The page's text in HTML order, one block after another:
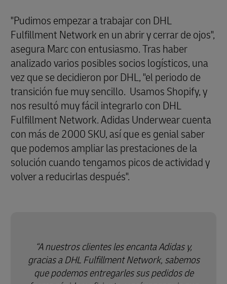
"Pudimos empezar a trabajar con DHL
Fulfillment Network en un abrir y cerrar de ojos",
asegura Marc con entusiasmo. Tras haber
analizado varios posibles socios logísticos, una
vez que se decidieron por DHL, "el periodo de
transición fue muy sencillo. Usamos Shopify, y
nos resultó muy fácil integrarlo con DHL
Fulfillment Network. Adidas Underwear cuenta
con más de 2000 SKU, así que es genial saber
que podemos ampliar las prestaciones de la
solución cuando tengamos picos de actividad y
volver a reducirlas después".
A nuestros clientes les encanta Adidas y,
gracias a DHL Fulfillment Network, sabemos
que podemos entregarles sus pedidos de